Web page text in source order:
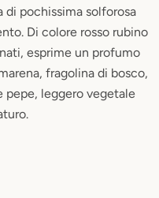
di pochissima solforosa
Di colore rosso rubino
esprime un profumo
fragolina di bosco,
pepe, leggero vegetale